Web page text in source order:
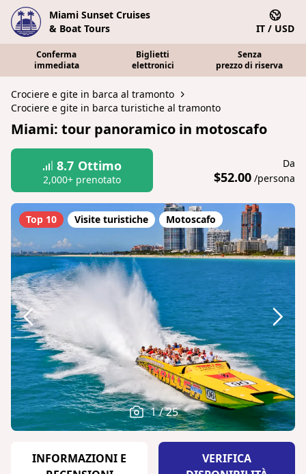
Miami Sunset Cruises
& Boat Tours
IT / USD
Conferma
immediata
Biglietti
elettronici
Senza
prezzo di riserva
Crociere e gite in barca al tramonto
Crociere e gite in barca turistiche al tramonto
Miami: tour panoramico in motoscafo
8.7 Ottimo
2,000+ prenotato
Da
$52.00 /persona
Top 10 Visite turistiche Motoscafo
1 / 25
INFORMAZIONI E
VERIFICA